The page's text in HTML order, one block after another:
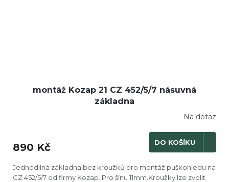
montáž Kozap 21 CZ 452/5/7 násuvná
základna
Na dotaz
890 Kč DO KOŠÍKU
Jednodílná základna bez kroužků pro montáž puškohledu na
CZ 452/5/7 od firmy Kozap. Pro šínu 11mm.Kroužky lze zvolit